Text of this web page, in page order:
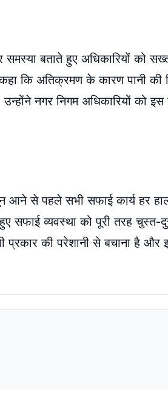
बताते हुए अधिकारियों को
कि अतिक्रमण के कारण पानी की
नगर निगम अधिकारियों को इस
आने से पहले सभी सफाई कार्य हर
व्यवस्था को पूरी तरह चुस्त-
प्रकार की परेशानी से बचाना है